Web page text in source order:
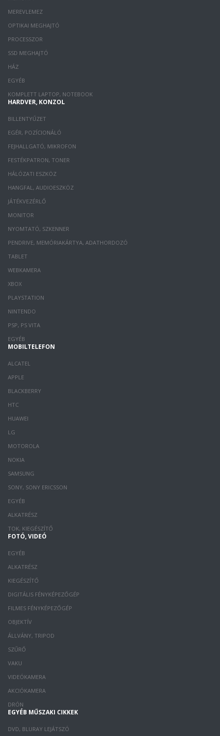
MEREVLEMEZ
OPTIKAI MEGHAJTÓ
PROCESSZOR
SSD MEGHAJTÓ
HÁZ
EGYÉB
KOMPLETT LAPTOP, NOTEBOOK
HARDVER, KONZOL
BILLENTYŰZET
EGÉR, POZÍCIONÁLÓ
FEJHALLGATÓ, MIKROFON
FESTÉKPATRON, TONER
HÁLÓZATI ESZKÖZ
HANGFAL, AUDIOESZKÖZ
JÁTÉKVEZÉRLŐ
MONITOR
NYOMTATÓ, SZKENNER
PENDRIVE, MEMÓRIAKÁRTYA, ADATHORDOZÓ
TABLET
WEBKAMERA
XBOX
PLAYSTATION
NINTENDO
PSP, PS VITA
EGYÉB
MOBILTELEFON
ALCATEL
APPLE
BLACKBERRY
HTC
HUAWEI
LG
MOTOROLA
NOKIA
SAMSUNG
SONY, SONY ERICSSON
EGYÉB
ALKATRÉSZ
TOK, KIEGÉSZÍTŐ
FOTÓ, VIDEÓ
EGYÉB
ALKATRÉSZ
KIEGÉSZÍTŐ
DIGITÁLIS FÉNYKÉPEZŐGÉP
FILMES FÉNYKÉPEZŐGÉP
OBJEKTÍV
ÁLLVÁNY, TRIPOD
SZŰRŐ
VAKU
VIDEÓKAMERA
AKCIÓKAMERA
DRÓN
EGYÉB MŰSZAKI CIKKEK
DVD, BLURAY LEJÁTSZÓ